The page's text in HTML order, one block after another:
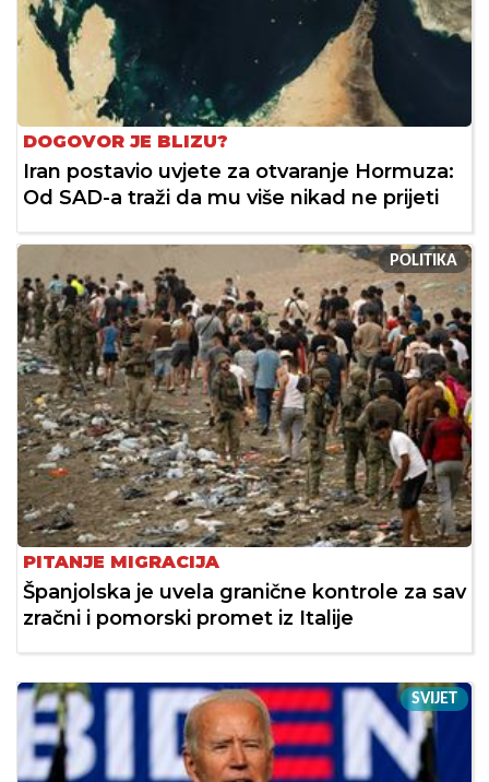
DOGOVOR JE BLIZU?
Iran postavio uvjete za otvaranje Hormuza:
Od SAD-a traži da mu više nikad ne prijeti
POLITIKA
PITANJE MIGRACIJA
Španjolska je uvela granične kontrole za sav
zračni i pomorski promet iz Italije
SVIJET